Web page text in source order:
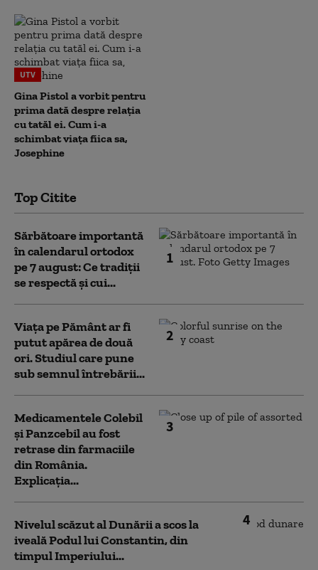
UTV
Gina Pistol a vorbit pentru
prima dată despre relația
cu tatăl ei. Cum i-a
schimbat viața fiica sa,
Josephine
Top Citite
1
Sărbătoare importantă
în calendarul ortodox
pe 7 august: Ce tradiții
se respectă și cui...
2
Viața pe Pământ ar fi
putut apărea de două
ori. Studiul care pune
sub semnul întrebării...
3
Medicamentele Colebil
și Panzcebil au fost
retrase din farmaciile
din România.
Explicația...
4
Nivelul scăzut al Dunării a scos la
iveală Podul lui Constantin, din
timpul Imperiului...